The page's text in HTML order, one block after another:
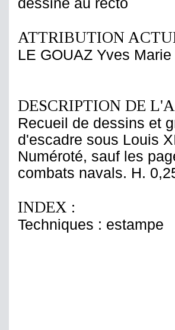
dessiné au recto
ATTRIBUTION
LE GOUAZ Yves Marie
DESCRIPTION DE
Recueil de dessins et
d'escadre sous Louis
Numéroté, sauf les
combats navals. H.
INDEX :
Techniques : estampe